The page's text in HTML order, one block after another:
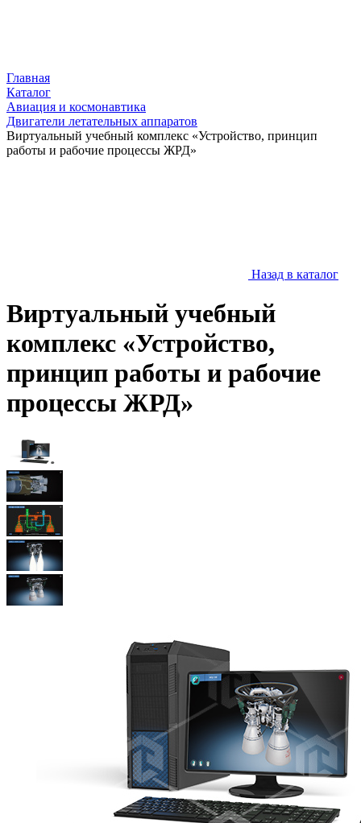
Главная
Каталог
Авиация и космонавтика
Двигатели летательных аппаратов
Виртуальный учебный комплекс «Устройство, принцип
работы и рабочие процессы ЖРД»
Назад в каталог
Виртуальный учебный
комплекс «Устройство,
принцип работы и рабочие
процессы ЖРД»